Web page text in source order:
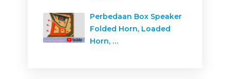
Perbedaan Box Speaker
Folded Horn, Loaded
Horn, …